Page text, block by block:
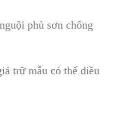
ội phủ sơn chống
trữ mẫu có thể điều